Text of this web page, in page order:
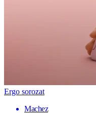
Ergo sorozat
Machez